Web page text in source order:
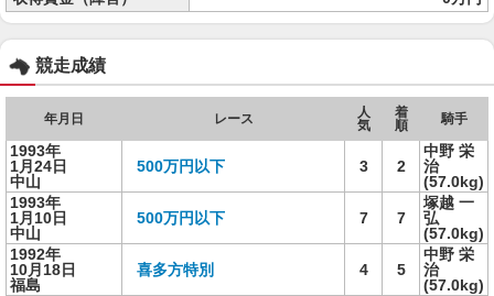
競走成績
年月日 レース
人
気
着
順
騎手
1993年
1月24日
中山
500万円以下 3 2
中野 栄
治
(57.0kg)
1993年
1月10日
中山
500万円以下 7 7
塚越 一
弘
(57.0kg)
1992年
10月18日
福島
喜多方特別 4 5
中野 栄
治
(57.0kg)